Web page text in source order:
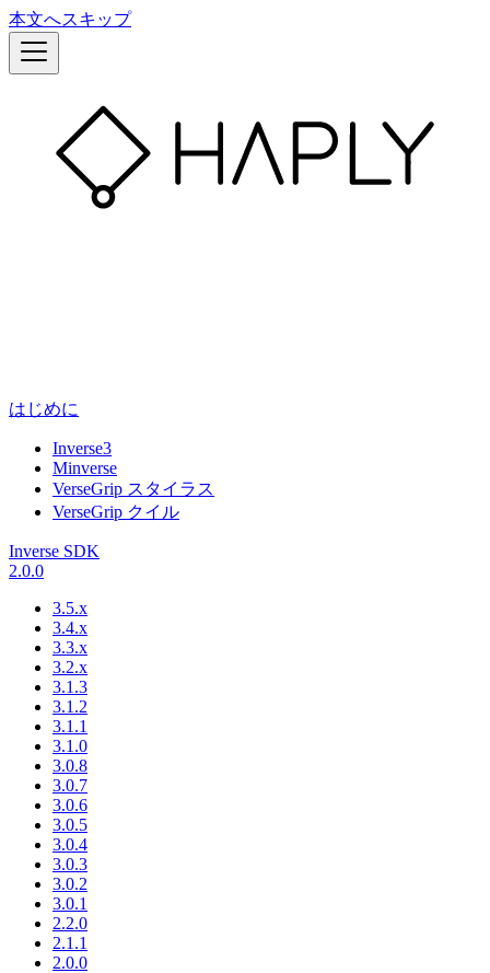
本文へスキップ
はじめに
Inverse3
Minverse
VerseGrip スタイラス
VerseGrip クイル
Inverse SDK
2.0.0
3.5.x
3.4.x
3.3.x
3.2.x
3.1.3
3.1.2
3.1.1
3.1.0
3.0.8
3.0.7
3.0.6
3.0.5
3.0.4
3.0.3
3.0.2
3.0.1
2.2.0
2.1.1
2.0.0